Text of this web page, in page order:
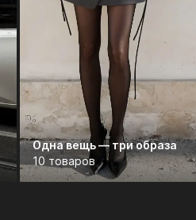
Одна вещь — три образа
10 товаров